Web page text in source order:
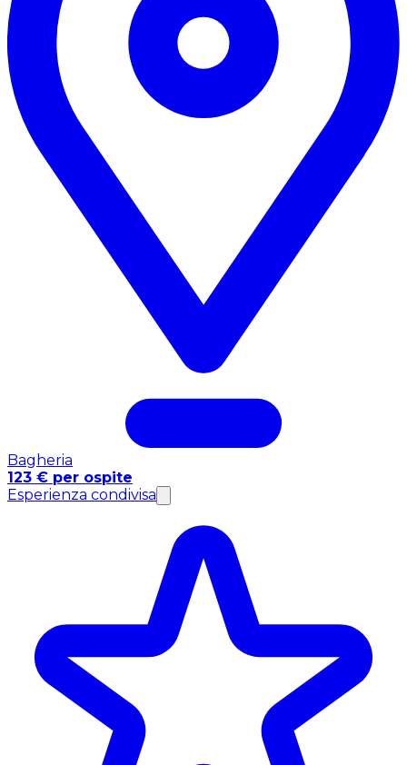
Bagheria
123 € per ospite
Esperienza condivisa